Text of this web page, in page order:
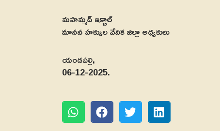
మహమ్మద్ ఇక్బాల్
మానవ హక్కుల వేదిక జిల్లా అధ్యకులు
యండపల్లి,
06-12-2025.